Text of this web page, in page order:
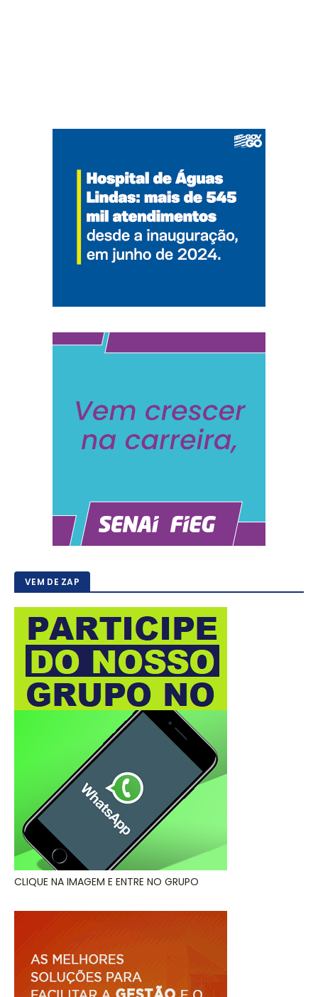
VEM DE ZAP
CLIQUE NA IMAGEM E ENTRE NO GRUPO